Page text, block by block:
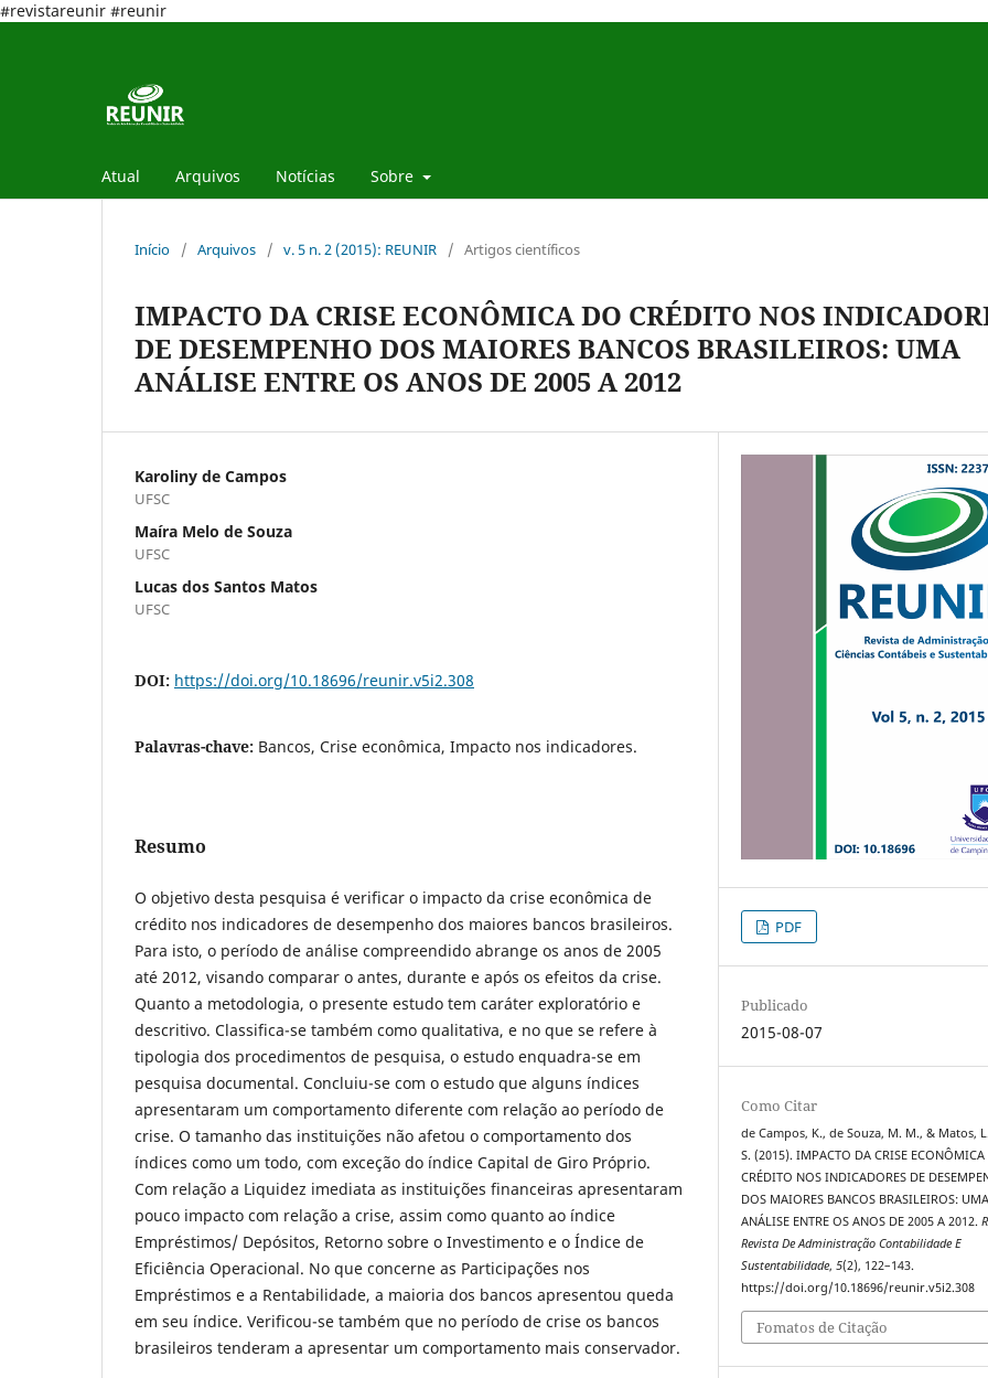
#revistareunir #reunir
Atual Arquivos Notícias Sobre
Início / Arquivos / v. 5 n. 2 (2015): REUNIR / Artigos científicos
IMPACTO DA CRISE ECONÔMICA DO CRÉDITO NOS
DE DESEMPENHO DOS MAIORES BANCOS BRASILEIROS: UMA
ANÁLISE ENTRE OS ANOS DE 2005 A 2012
Karoliny de Campos
UFSC
Maíra Melo de Souza
UFSC
Lucas dos Santos Matos
UFSC
DOI: https://doi.org/10.18696/reunir.v5i2.308
Palavras-chave: Bancos, Crise econômica, Impacto nos indicadores.
Resumo
O objetivo desta pesquisa é verificar o impacto da crise econômica de
crédito nos indicadores de desempenho dos maiores bancos brasileiros.
Para isto, o período de análise compreendido abrange os anos de 2005
até 2012, visando comparar o antes, durante e após os efeitos da crise.
Quanto a metodologia, o presente estudo tem caráter exploratório e
descritivo. Classifica-se também como qualitativa, e no que se refere à
tipologia dos procedimentos de pesquisa, o estudo enquadra-se em
pesquisa documental. Concluiu-se com o estudo que alguns índices
apresentaram um comportamento diferente com relação ao período de
crise. O tamanho das instituições não afetou o comportamento dos
índices como um todo, com exceção do índice Capital de Giro Próprio.
Com relação a Liquidez imediata as instituições financeiras apresentaram
pouco impacto com relação a crise, assim como quanto ao índice
Empréstimos/ Depósitos, Retorno sobre o Investimento e o Índice de
Eficiência Operacional. No que concerne as Participações nos
Empréstimos e a Rentabilidade, a maioria dos bancos apresentou queda
em seu índice. Verificou-se também que no período de crise os bancos
brasileiros tenderam a apresentar um comportamento mais conservador.
PDF
Publicado
2015-08-07
Como Citar
de Campos, K., de Souza, M. M., & Matos,
S. (2015). IMPACTO DA CRISE
CRÉDITO NOS INDICADORES DE
DOS MAIORES BANCOS BRASILEIROS:
ANÁLISE ENTRE OS ANOS DE 2005 A 2012.
Revista De Administração Contabilidade E
Sustentabilidade,5(2), 122–143.
https://doi.org/10.18696/reunir.v5i2.308
Fomatos de Citação